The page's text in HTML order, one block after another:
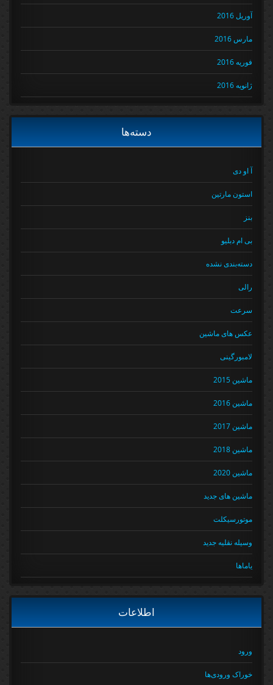
آوریل 2016
مارس 2016
فوریه 2016
ژانویه 2016
دسته‌ها
آ او دی
استون مارتین
بی ام دبلیو
دسته‌بندی نشده
رالی
سرعت
عکس های ماشین
لامبورگینی
ماشین 2015
ماشین 2016
ماشین 2017
ماشین 2018
ماشین 2020
ماشین های جدید
موتورسیکلت
وسیله نقلیه جدید
یاماها
اطلاعات
ورود
خوراک ورودی‌ها